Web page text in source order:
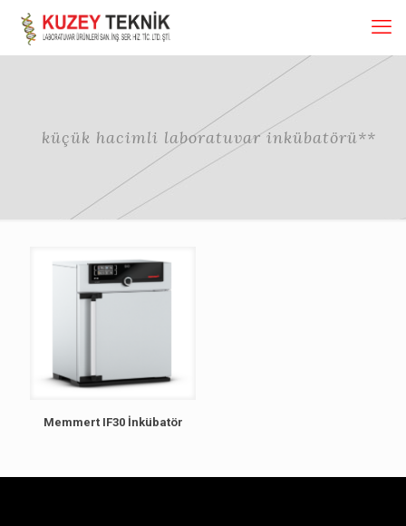
küçük hacimli laboratuvar inkübatörü**
Memmert IF30 İnkübatör